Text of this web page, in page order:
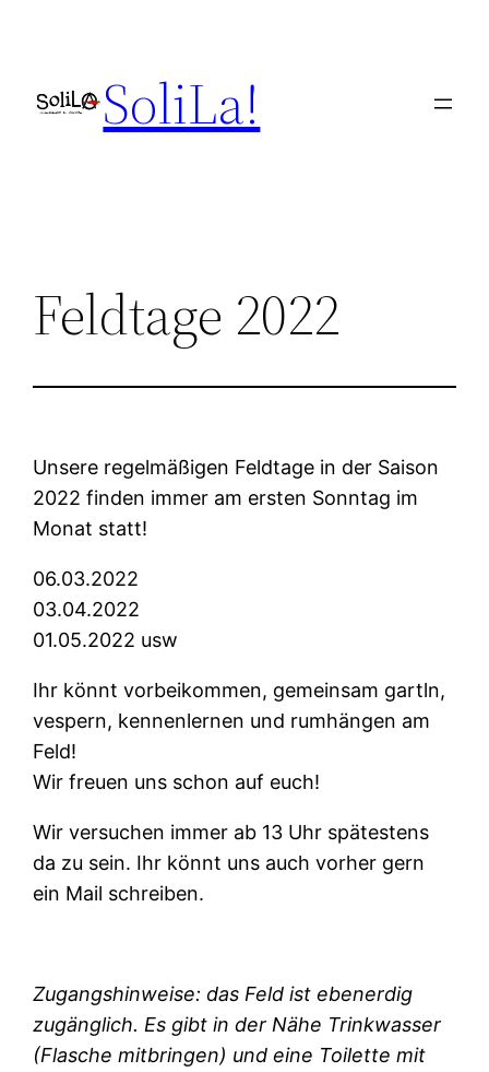
SoliLa!
Feldtage 2022
Unsere regelmäßigen Feldtage in der Saison
2022 finden immer am ersten Sonntag im
Monat statt!
06.03.2022
03.04.2022
01.05.2022 usw
Ihr könnt vorbeikommen, gemeinsam gartln,
vespern, kennenlernen und rumhängen am
Feld!
Wir freuen uns schon auf euch!
Wir versuchen immer ab 13 Uhr spätestens
da zu sein. Ihr könnt uns auch vorher gern
ein Mail schreiben.
Zugangshinweise: das Feld ist ebenerdig
zugänglich. Es gibt in der Nähe Trinkwasser
(Flasche mitbringen) und eine Toilette mit